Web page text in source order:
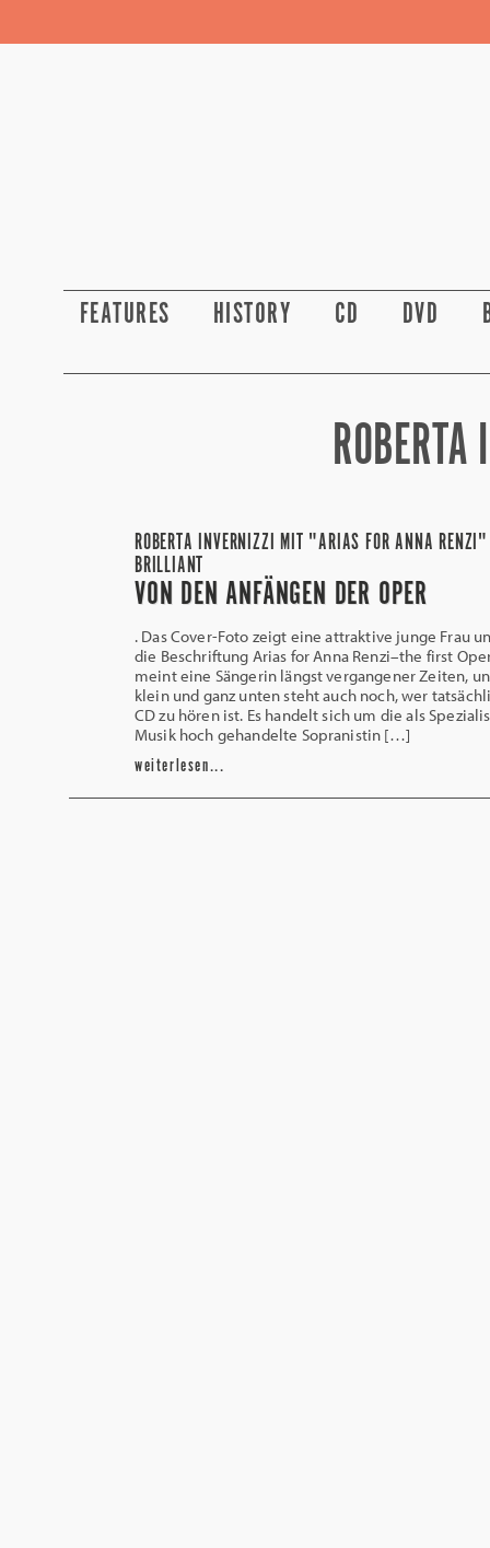
FEATURES HISTORY CD DVD
ROBERTA INVERNIZZI MIT "ARIAS FOR ANNA
BRILLIANT
VON DEN ANFÄNGEN DER OPER
. Das Cover-Foto zeigt eine attraktive junge Frau
die Beschriftung Arias for Anna Renzi–the first
meint eine Sängerin längst vergangener Zeiten,
klein und ganz unten steht auch noch, wer
CD zu hören ist. Es handelt sich um die als
Musik hoch gehandelte Sopranistin […]
weiterlesen...